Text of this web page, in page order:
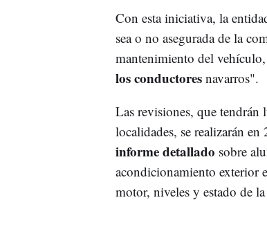
Con esta iniciativa, la
sea o no asegurada de la
mantenimiento del
los conductoresnavarros".
Las revisiones, que tendrán
localidades, se realizarán
informe detallado sobre
acondicionamiento exterior
motor, niveles y estado de